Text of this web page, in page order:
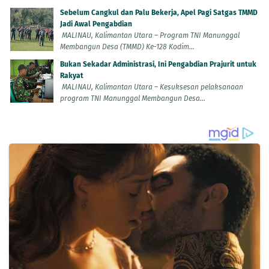
Sebelum Cangkul dan Palu Bekerja, Apel Pagi Satgas TMMD
Jadi Awal Pengabdian
MALINAU, Kalimantan Utara – Program TNI Manunggal
Membangun Desa (TMMD) Ke-128 Kodim...
Bukan Sekadar Administrasi, Ini Pengabdian Prajurit untuk
Rakyat
MALINAU, Kalimantan Utara – Kesuksesan pelaksanaan
program TNI Manunggal Membangun Desa...